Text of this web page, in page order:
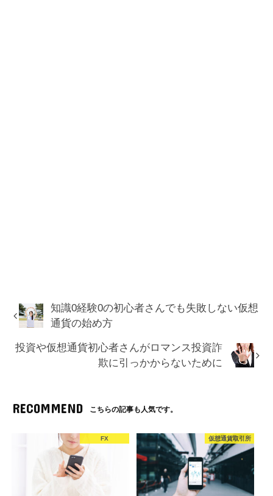
知識0経験0の初心者さんでも失敗しない仮想
通貨の始め方
投資や仮想通貨初心者さんがロマンス投資詐
欺に引っかからないために
RECOMMEND こちらの記事も人気です。
FX 仮想通貨取引所